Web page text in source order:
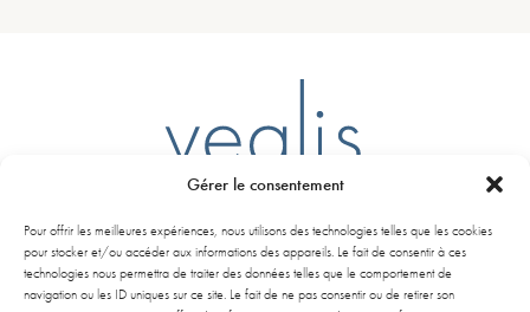
Gérer le consentement
Pour offrir les meilleures expériences, nous utilisons des technologies telles que les cookies
pour stocker et/ou accéder aux informations des appareils. Le fait de consentir à ces
technologies nous permettra de traiter des données telles que le comportement de
navigation ou les ID uniques sur ce site. Le fait de ne pas consentir ou de retirer son
261 Avenue de la libération Charles de Gaulle
33110 Le Bouscat